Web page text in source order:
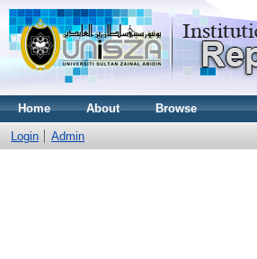
Home About Browse
Login Admin